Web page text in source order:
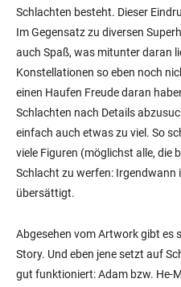
Schlachten besteht. Dieser
Im Gegensatz zu diversen
auch Spaß, was mitunter daran
Konstellationen so eben noch
einen Haufen Freude daran
Schlachten nach Details
einfach auch etwas zu viel. So
viele Figuren (möglichst alle, die
Schlacht zu werfen: Irgendwann
übersättigt.
Abgesehen vom Artwork gibt es
Story. Und eben jene setzt auf
gut funktioniert: Adam bzw. He-